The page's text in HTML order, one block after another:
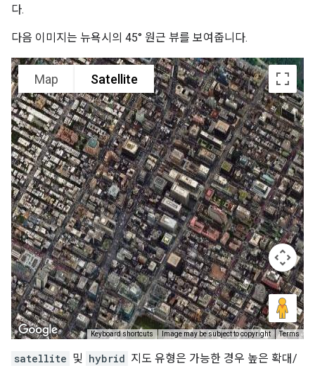
다.
다음 이미지는 뉴욕시의 45° 원근 뷰를 보여줍니다.
satellite 및 hybrid 지도 유형은 가능한 경우 높은 확대/